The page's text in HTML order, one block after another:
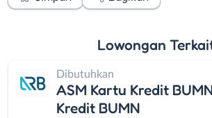
Lowongan
Dibutuhkan
ASM Kartu Kredit
Kredit BUMN